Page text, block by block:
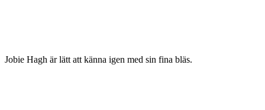
Jobie Hagh är lätt att känna igen med sin fina bläs.